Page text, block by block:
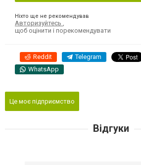
Ніхто ще не рекомендував
Авторизуйтесь
щоб оцінити і порекомендувати
Reddit Telegram
WhatsApp
Це моє підприємство
Відгуки